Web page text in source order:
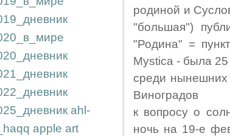
ahl-
apple art
родиной и
"большая")
"Родина" =
Mystica - была 25
среди нынешних
Виноградов
к вопросу о
ночь на 19-е